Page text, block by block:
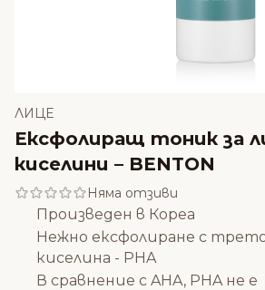
ЛИЦЕ
Ексфолиращ тоник за
киселини – BENTON
Няма отзиви
Произведен в Кореа
Нежно ексфолиране с
киселина - PHA
В сравнение с AHA, PHA не е